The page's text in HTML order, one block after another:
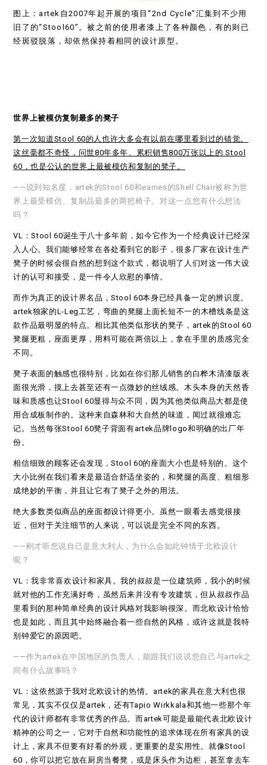
图上：artek自2007年起开展的项目“2nd Cycle”汇集到不少用
旧了的“Stool60”。被之前的使用者漆上了各种颜色，有的则已
经斑驳脱落，却依然保持着相同的设计原型。
世界上被模仿复制最多的凳子
第一次知道Stool 60的人也许大多会有以前在哪里看到过的错觉。
这丝毫都不奇怪，问世80年多年、累积销售800万张以上的 Stool
60，也是公认的世界上最被模仿和复制的凳子。
——说到知名度，artek的Stool 60和eames的Shell Chair被称为世
界上最受模仿、复制品最多的两把椅子。对这一点您有什么想法
吗？
VL：Stool 60诞生于八十多年前，如今它作为一个经典设计已经深
入人心。我们能够经常在各处看到它的影子，很多厂家在设计生产
凳子的时候会很自然的想到这个款式，都说明了人们对这一伟大设
计的认可和接受，是一件令人欣慰的事情。
而作为真正的设计界名品，Stool 60本身已经具备一定的辨识度。
artek独家的L-Leg工艺，弯曲的凳腿上面长短不一的木槽线条是这
款作品最明显的特点。相比其他类似形状的凳子，artek的Stool 60
凳腿更粗，座面更厚，用料可能在两倍以上，拿在手里的质感完全
不同。
凳子表面的触感也很特别，比如在你们那儿销售的白桦木清漆版表
面很光滑，摸上去甚至还有一点微妙的丝绒感。木头本身的天然香
味和质感也让Stool 60显得与众不同，因为其他类似商品大都是使
用合成板制作的。这种来自森林和大自然的味道，闻过就很难忘
记。当然每张Stool 60凳子背面有artek品牌logo和明确的出厂年
份。
相信细致的顾客还会发现，Stool 60的座面大小也是特别的。这个
大小比例在我们看来是最适合舒适坐姿的，和凳腿的高度、粗细形
成绝妙的平衡，并且让它有了凳子之外的用法。
绝大多数类似商品的座面都设计得更小。虽然一眼看去感觉很接
近，但对于关注细节的人来说，可以说是完全不同的东西。
——刚才听您说自己是意大利人，为什么会如此钟情于北欧设计
呢？
VL：我非常喜欢设计和家具。我的叔叔是一位建筑师，我小的时候
就对他的工作充满好奇，虽然后来并没有专攻建筑，但从叔叔作品
里看到的那种简单经典的设计风格对我影响很深。而北欧设计恰恰
也是如此，而且其中始终融合着一些自然的风格，或许这就是我特
别钟爱它的原因吧。
——作为artek在中国地区的负责人，能跟我们说说您自己与artek之
间有什么故事吗？
VL：这依然源于我对北欧设计的热情。artek的家具在意大利也很
常见，其实不仅仅是artek，还有Tapio Wirkkala和其他一些那个年
代的设计师都有非常优秀的作品。而artek可能是最能代表北欧设计
精神的公司之一，它对于自然和功能性的追求体现在所有家具的设
计上，家具不但要有好看的外观，更重要的是实用性。就像Stool
60，你可以把它放在厨房当餐凳，或是床头作为边柜，甚至拿去车